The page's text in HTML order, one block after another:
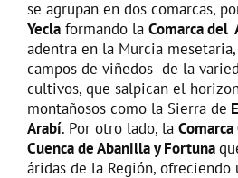
se agrupan en dos comarcas,
Yecla formando la Comarca del
adentra en la Murcia
campos de viñedos de la
cultivos, que salpican el
montañosos como la Sierra de
Arabí. Por otro lado, la
Cuenca de Abanilla y Fortuna
áridas de la Región, ofreciendo